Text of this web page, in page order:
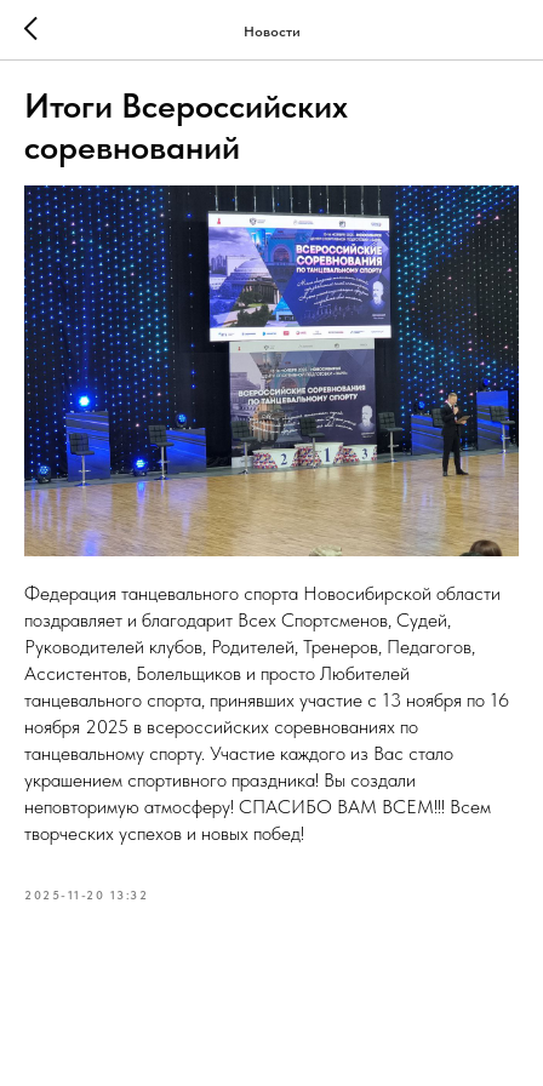
Новости
Итоги Всероссийских
соревнований
Федерация танцевального спорта Новосибирской области
поздравляет и благодарит Всех Спортсменов, Судей,
Руководителей клубов, Родителей, Тренеров, Педагогов,
Ассистентов, Болельщиков и просто Любителей
танцевального спорта, принявших участие с 13 ноября по 16
ноября 2025 в всероссийских соревнованиях по
танцевальному спорту. Участие каждого из Вас стало
украшением спортивного праздника! Вы создали
неповторимую атмосферу! СПАСИБО ВАМ ВСЕМ!!! Всем
творческих успехов и новых побед!
2025-11-20 13:32